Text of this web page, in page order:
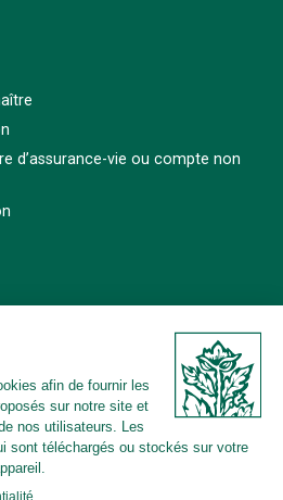
d’assurance-vie ou compte non